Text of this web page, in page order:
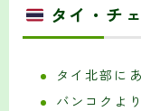
タイ・チ
タイ北部に
バンコクよ